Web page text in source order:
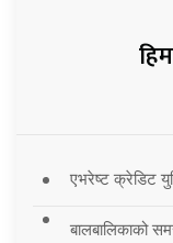
एभरेष्ट क्रेडिट
बालबालिकाको